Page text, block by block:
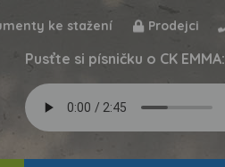
ke stažení Prodejci
Pusťte si písničku o CK EMMA: